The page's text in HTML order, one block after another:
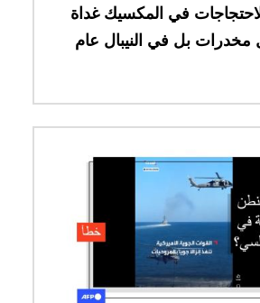
في المكسيك غداة
مخدرات بل في النيبال عام